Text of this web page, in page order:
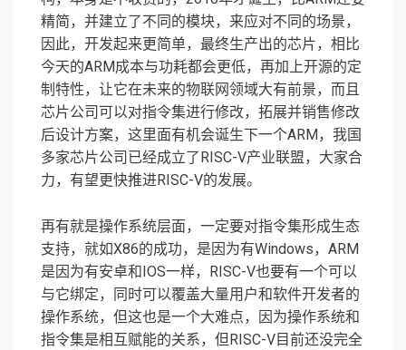
精简，并建立了不同的模块，来应对不同的场景，
因此，开发起来更简单，最终生产出的芯片，相比
今天的ARM成本与功耗都会更低，再加上开源的定
制特性，让它在未来的物联网领域大有前景，而且
芯片公司可以对指令集进行修改，拓展并销售修改
后设计方案，这里面有机会诞生下一个ARM，我国
多家芯片公司已经成立了RISC-V产业联盟，大家合
力，有望更快推进RISC-V的发展。
再有就是操作系统层面，一定要对指令集形成生态
支持，就如X86的成功，是因为有Windows，ARM
是因为有安卓和IOS一样，RISC-V也要有一个可以
与它绑定，同时可以覆盖大量用户和软件开发者的
操作系统，但这也是一个大难点，因为操作系统和
指令集是相互赋能的关系，但RISC-V目前还没完全